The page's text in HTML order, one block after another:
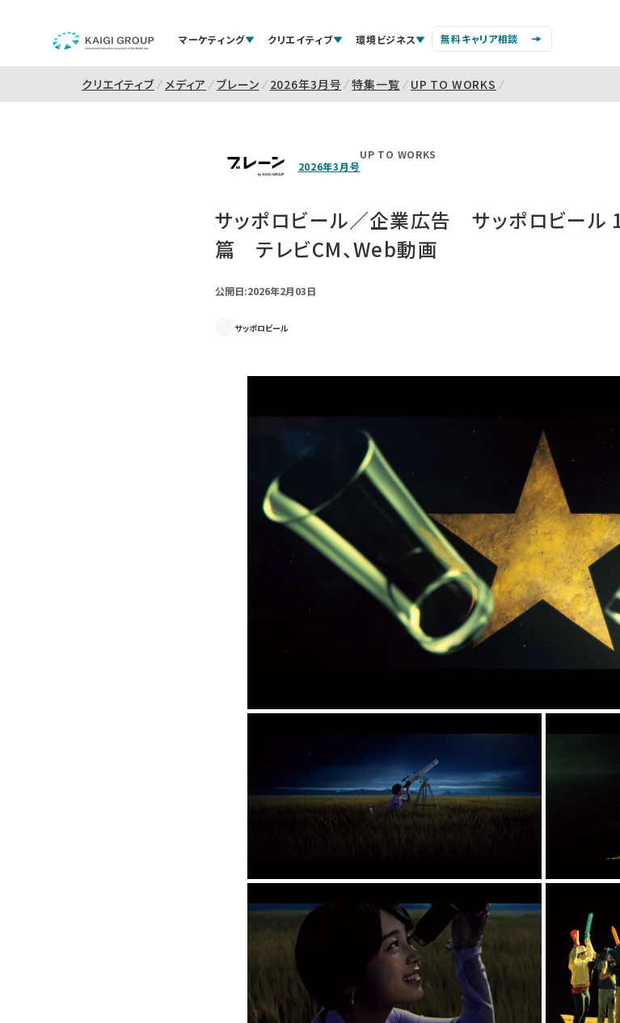
マーケティング クリエイティブ 環境ビジネス 無料キャリア相談
クリエイティブ メディア ブレーン 2026年3月号 特集一覧 UP TO WORKS
2026年3月号
UP TO WORKS
サッポロビール／企業広告 サッポロビール
篇 テレビCM、Web動画
公開日:2026年2月03日
サッポロビール